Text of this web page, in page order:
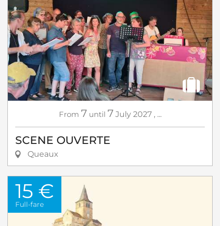
From 7 until 7 July 2027, ...
SCENE OUVERTE
Queaux
15 €
Full-fare